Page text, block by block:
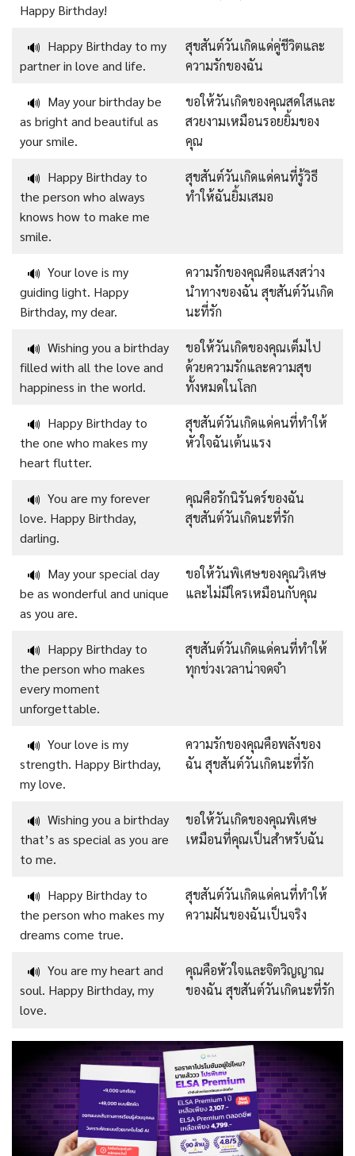
Happy Birthday!
🔊 Happy Birthday to my
partner in love and life.
สุขสันต์วันเกิดแด่คู่ชีวิตและ
ความรักของฉัน
🔊 May your birthday be
as bright and beautiful as
your smile.
ขอให้วันเกิดของคุณสดใสและ
สวยงามเหมือนรอยยิ้มของ
คุณ
🔊 Happy Birthday to
the person who always
knows how to make me
smile.
สุขสันต์วันเกิดแด่คนที่รู้วิธี
ทำให้ฉันยิ้มเสมอ
🔊 Your love is my
guiding light. Happy
Birthday, my dear.
ความรักของคุณคือแสงสว่าง
นำทางของฉัน สุขสันต์วันเกิด
นะที่รัก
🔊 Wishing you a birthday
filled with all the love and
happiness in the world.
ขอให้วันเกิดของคุณเต็มไป
ด้วยความรักและความสุข
ทั้งหมดในโลก
🔊 Happy Birthday to
the one who makes my
heart flutter.
สุขสันต์วันเกิดแด่คนที่ทำให้
หัวใจฉันเต้นแรง
🔊 You are my forever
love. Happy Birthday,
darling.
คุณคือรักนิรันดร์ของฉัน
สุขสันต์วันเกิดนะที่รัก
🔊 May your special day
be as wonderful and unique
as you are.
ขอให้วันพิเศษของคุณวิเศษ
และไม่มีใครเหมือนกับคุณ
🔊 Happy Birthday to
the person who makes
every moment
unforgettable.
สุขสันต์วันเกิดแด่คนที่ทำให้
ทุกช่วงเวลาน่าจดจำ
🔊 Your love is my
strength. Happy Birthday,
my love.
ความรักของคุณคือพลังของ
ฉัน สุขสันต์วันเกิดนะที่รัก
🔊 Wishing you a birthday
that’s as special as you are
to me.
ขอให้วันเกิดของคุณพิเศษ
เหมือนที่คุณเป็นสำหรับฉัน
🔊 Happy Birthday to
the person who makes my
dreams come true.
สุขสันต์วันเกิดแด่คนที่ทำให้
ความฝันของฉันเป็นจริง
🔊 You are my heart and
soul. Happy Birthday, my
love.
คุณคือหัวใจและจิตวิญญาณ
ของฉัน สุขสันต์วันเกิดนะที่รัก